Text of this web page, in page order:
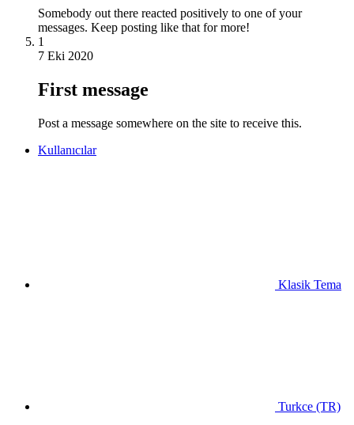
Somebody out there reacted positively to one of your
messages. Keep posting like that for more!
1
7 Eki 2020
First message
Post a message somewhere on the site to receive this.
Kullanıcılar
Klasik Tema
Turkce (TR)